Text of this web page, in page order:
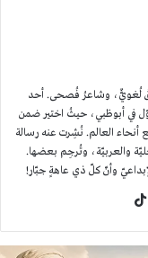
لُغويٌّ، وشاعرُ فُصحى. أحد
في أبوظبي، حيثُ اختير ضمن
من (7500) شاعرٍ من جميع أنحاء العالم. نُشِرت عنه رسالة
والعربيّة، وتُرجِم بعضها.
وأنّ كلّ ذي عاهةٍ جبّار!
انستقرام